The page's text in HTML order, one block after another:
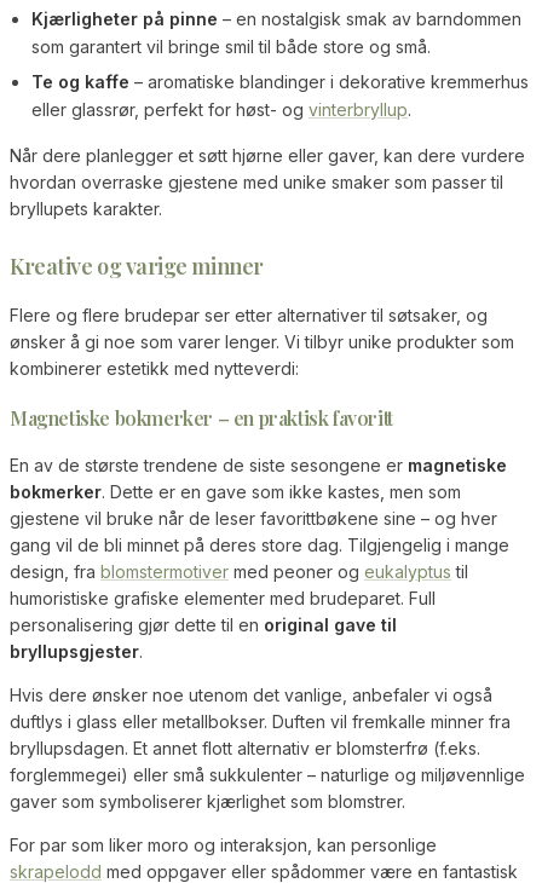
Kjærligheter på pinne – en nostalgisk smak av barndommen
som garantert vil bringe smil til både store og små.
Te og kaffe – aromatiske blandinger i dekorative kremmerhus
eller glassrør, perfekt for høst- og vinterbryllup.
Når dere planlegger et søtt hjørne eller gaver, kan dere vurdere
hvordan overraske gjestene med unike smaker som passer til
bryllupets karakter.
Kreative og varige minner
Flere og flere brudepar ser etter alternativer til søtsaker, og
ønsker å gi noe som varer lenger. Vi tilbyr unike produkter som
kombinerer estetikk med nytteverdi:
Magnetiske bokmerker – en praktisk favoritt
En av de største trendene de siste sesongene er magnetiske
bokmerker. Dette er en gave som ikke kastes, men som
gjestene vil bruke når de leser favorittbøkene sine – og hver
gang vil de bli minnet på deres store dag. Tilgjengelig i mange
design, fra blomstermotiver med peoner og eukalyptus til
humoristiske grafiske elementer med brudeparet. Full
personalisering gjør dette til en original gave til
bryllupsgjester.
Hvis dere ønsker noe utenom det vanlige, anbefaler vi også
duftlys i glass eller metallbokser. Duften vil fremkalle minner fra
bryllupsdagen. Et annet flott alternativ er blomsterfrø (f.eks.
forglemmegei) eller små sukkulenter – naturlige og miljøvennlige
gaver som symboliserer kjærlighet som blomstrer.
For par som liker moro og interaksjon, kan personlige
skrapelodd med oppgaver eller spådommer være en fantastisk